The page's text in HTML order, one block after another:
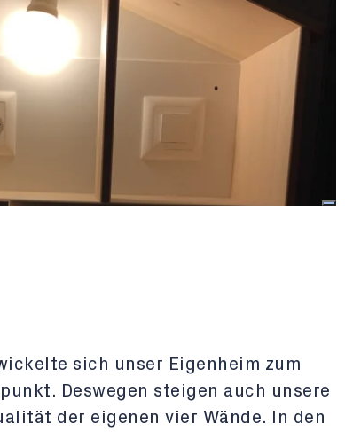
sich unser Eigenheim zum
Deswegen steigen auch unsere
der eigenen vier Wände. In den